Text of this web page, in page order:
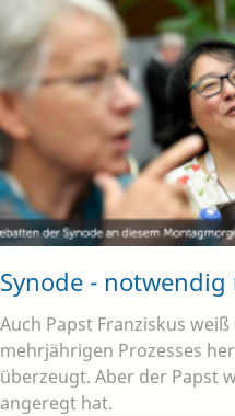
Synode -
Auch Papst Franziskus
mehrjährigen Prozesses
überzeugt. Aber der Papst
angeregt hat.